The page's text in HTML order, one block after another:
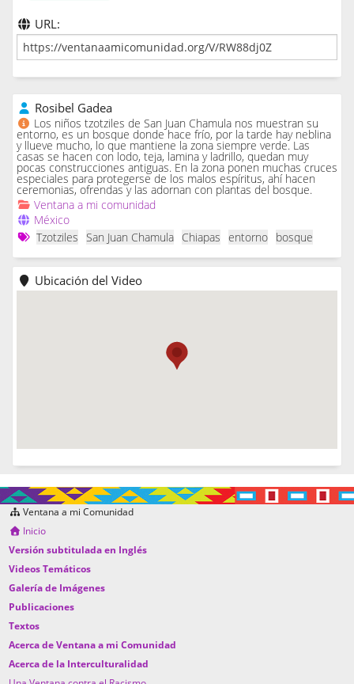
URL:
Rosibel Gadea
Los niños tzotziles de San Juan Chamula nos muestran su
entorno, es un bosque donde hace frío, por la tarde hay neblina
y llueve mucho, lo que mantiene la zona siempre verde. Las
casas se hacen con lodo, teja, lamina y ladrillo, quedan muy
pocas construcciones antiguas. En la zona ponen muchas cruces
especiales para protegerse de los malos espíritus, ahí hacen
ceremonias, ofrendas y las adornan con plantas del bosque.
Ventana a mi comunidad
México
Tzotziles
San Juan Chamula Chiapas entorno bosque
Ubicación del Video
Ventana a mi Comunidad
Inicio
Versión subtitulada en Inglés
Videos Temáticos
Galería de Imágenes
Publicaciones
Textos
Acerca de Ventana a mi Comunidad
Acerca de la Interculturalidad